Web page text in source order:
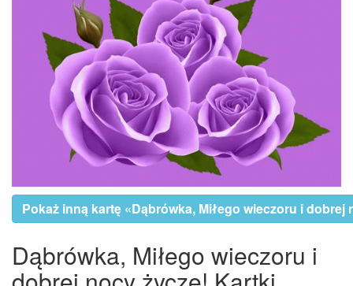
Pokaż inną kartę «Dąbrówka, Miłego wieczoru i dobrej
Dąbrówka, Miłego wieczoru i